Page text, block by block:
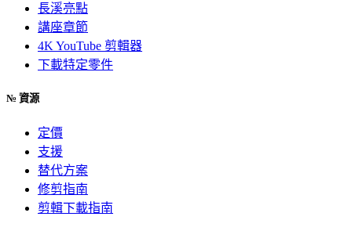
長溪亮點
講座章節
4K YouTube 剪輯器
下載特定零件
№ 資源
定價
支援
替代方案
修剪指南
剪輯下載指南